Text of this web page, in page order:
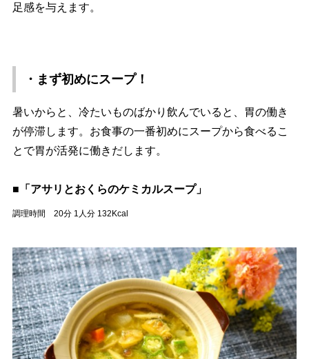
足感を与えます。
・まず初めにスープ！
暑いからと、冷たいものばかり飲んでいると、胃の働き
が停滞します。お食事の一番初めにスープから食べるこ
とで胃が活発に働きだします。
■「アサリとおくらのケミカルスープ」
調理時間 20分 1人分 132Kcal